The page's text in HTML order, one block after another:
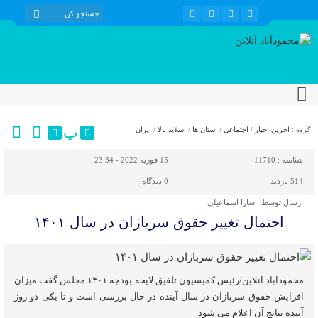
گروه : آخرین اخبار / اجتماعی / استان ها / اسلاید بالا / ایران پ
شناسه : 11710 15 فوریه 2022 - 23:34
514 بازدید 0 دیدگاه
ارسال توسط : سارا اسماعیلی
احتمال تغییر حقوق سربازان در سال ۱۴۰۱
محمودآباد آنلاین/رئیس کمیسیون تلفیق لایحه بودجه ۱۴۰۱ مجلس گفت میزان
افزایش حقوق سربازان در سال آینده در حال بررسی است و تا یکی دو روز
آینده نتایج آن اعلام می شود.